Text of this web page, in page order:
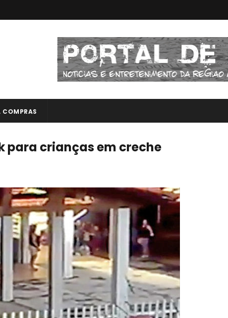
COMPRAS
para crianças em creche